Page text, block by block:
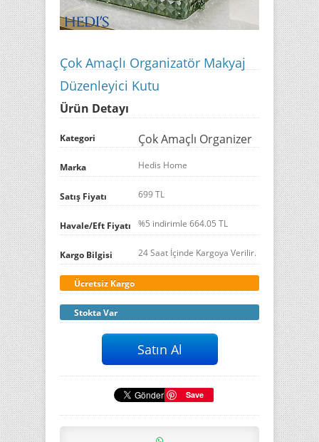
Çok Amaçlı Organizatör Makyaj
Düzenleyici Kutu
Ürün Detayı
Kategori Çok Amaçlı Organizer
Marka Hedis Home
Satış Fiyatı 699 TL
Havale/Eft Fiyatı %5 indirimle 664.05 TL
Kargo Bilgisi 24 Saat İçinde Kargoya Verilir.
Ücretsiz Kargo
Stokta Var
Save